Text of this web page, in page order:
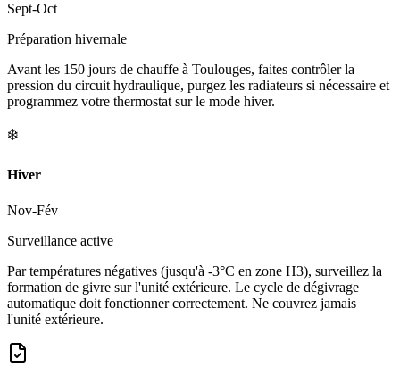
Sept-Oct
Préparation hivernale
Avant les 150 jours de chauffe à Toulouges, faites contrôler la
pression du circuit hydraulique, purgez les radiateurs si nécessaire et
programmez votre thermostat sur le mode hiver.
❄️
Hiver
Nov-Fév
Surveillance active
Par températures négatives (jusqu'à -3°C en zone H3), surveillez la
formation de givre sur l'unité extérieure. Le cycle de dégivrage
automatique doit fonctionner correctement. Ne couvrez jamais
l'unité extérieure.